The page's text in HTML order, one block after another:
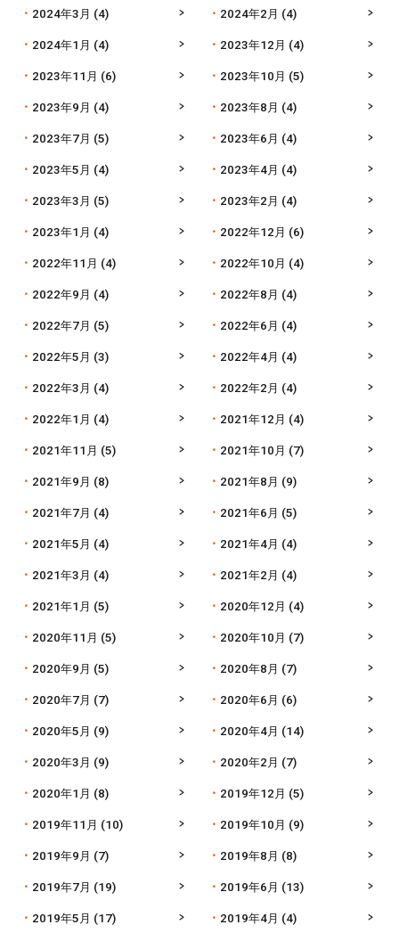
2024年3月 (4) 2024年2月 (4)
2024年1月 (4) 2023年12月 (4)
2023年11月 (6) 2023年10月 (5)
2023年9月 (4) 2023年8月 (4)
2023年7月 (5) 2023年6月 (4)
2023年5月 (4) 2023年4月 (4)
2023年3月 (5) 2023年2月 (4)
2023年1月 (4) 2022年12月 (6)
2022年11月 (4) 2022年10月 (4)
2022年9月 (4) 2022年8月 (4)
2022年7月 (5) 2022年6月 (4)
2022年5月 (3) 2022年4月 (4)
2022年3月 (4) 2022年2月 (4)
2022年1月 (4) 2021年12月 (4)
2021年11月 (5) 2021年10月 (7)
2021年9月 (8) 2021年8月 (9)
2021年7月 (4) 2021年6月 (5)
2021年5月 (4) 2021年4月 (4)
2021年3月 (4) 2021年2月 (4)
2021年1月 (5) 2020年12月 (4)
2020年11月 (5) 2020年10月 (7)
2020年9月 (5) 2020年8月 (7)
2020年7月 (7) 2020年6月 (6)
2020年5月 (9) 2020年4月 (14)
2020年3月 (9) 2020年2月 (7)
2020年1月 (8) 2019年12月 (5)
2019年11月 (10) 2019年10月 (9)
2019年9月 (7) 2019年8月 (8)
2019年7月 (19) 2019年6月 (13)
2019年5月 (17) 2019年4月 (4)